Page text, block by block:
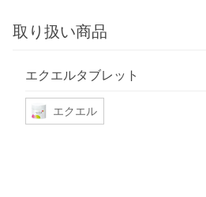
取り扱い商品
エクエルタブレット
エクエル